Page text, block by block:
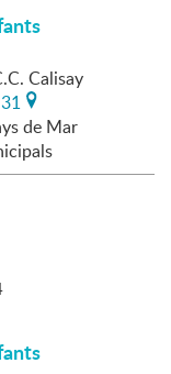
Calisay
de Mar